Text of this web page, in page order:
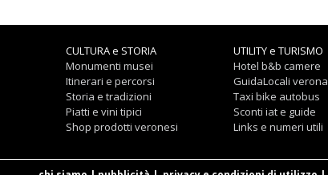
CULTURA e STORIA
Monumenti musei
Itinerari e percorsi
Storia e tradizioni
Piatti e vini tipici
Shop prodotti veronesi
UTILITY e TURISMO
Hotel b&b camere
GuidaLocali verona
Taxi bike autobus
Sconti iat e guide
Links e numeri utili